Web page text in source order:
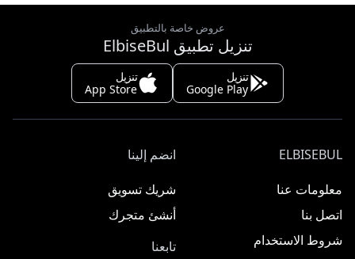
عروض خاصة بالتطبيق
تنزيل تطبيق ElbiseBul
تنزيل
Google Play
تنزيل
App Store
ELBISEBUL
معلومات عنا
اتصل بنا
شروط الاستخدام
انضم إلينا
شريك تسويق
أنشئ متجرك
تابعنا